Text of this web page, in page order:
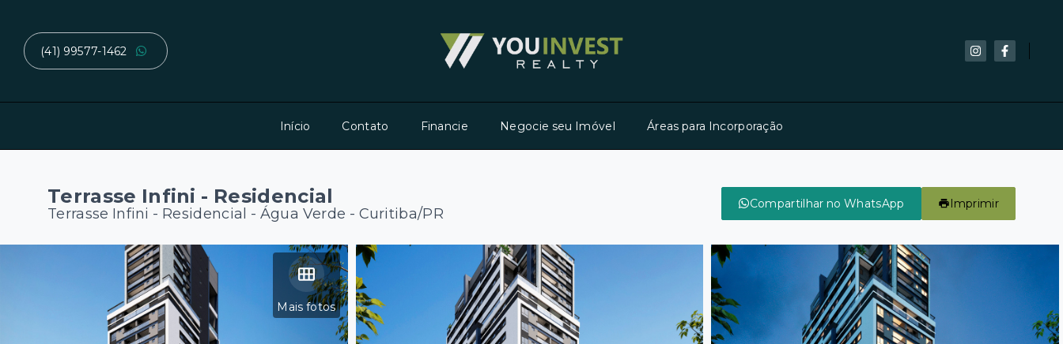
(41) 99577-1462
Início Contato Financie Negocie seu Imóvel Áreas para Incorporação
Terrasse Infini - Residencial
Terrasse Infini - Residencial - Água Verde - Curitiba/PR
Compartilhar no WhatsApp Imprimir
Mais fotos